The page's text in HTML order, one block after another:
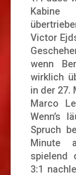
Victor
wenn
wirklich
in der 27.
Marco
Wenn’s
Spruch
Minute
spielend
3:1